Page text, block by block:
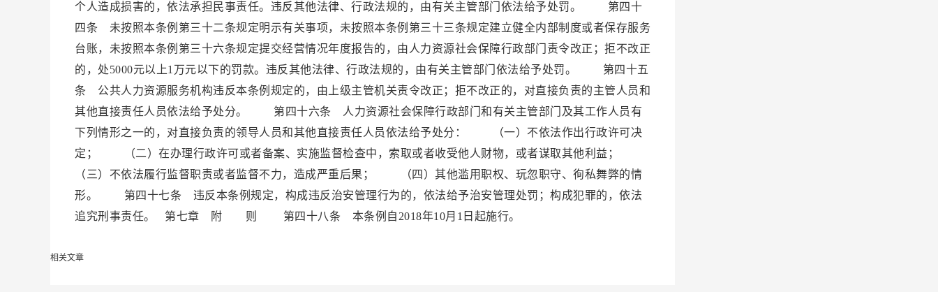
个人造成损害的，依法承担民事责任。违反其他法律、行政法规的，由有关主管部门依法给予处罚。 第四十
四条 未按照本条例第三十二条规定明示有关事项，未按照本条例第三十三条规定建立健全内部制度或者保存服务
台账，未按照本条例第三十六条规定提交经营情况年度报告的，由人力资源社会保障行政部门责令改正；拒不改正
的，处5000元以上1万元以下的罚款。违反其他法律、行政法规的，由有关主管部门依法给予处罚。 第四十五
条 公共人力资源服务机构违反本条例规定的，由上级主管机关责令改正；拒不改正的，对直接负责的主管人员和
其他直接责任人员依法给予处分。 第四十六条 人力资源社会保障行政部门和有关主管部门及其工作人员有
下列情形之一的，对直接负责的领导人员和其他直接责任人员依法给予处分： （一）不依法作出行政许可决
定； （二）在办理行政许可或者备案、实施监督检查中，索取或者收受他人财物，或者谋取其他利益；
（三）不依法履行监督职责或者监督不力，造成严重后果； （四）其他滥用职权、玩忽职守、徇私舞弊的情
形。 第四十七条 违反本条例规定，构成违反治安管理行为的，依法给予治安管理处罚；构成犯罪的，依法
追究刑事责任。 第七章 附 则 第四十八条 本条例自2018年10月1日起施行。
相关文章